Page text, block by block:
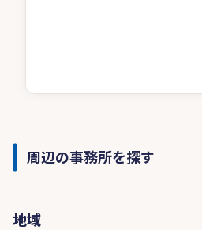
周辺の事務所を探す
地域